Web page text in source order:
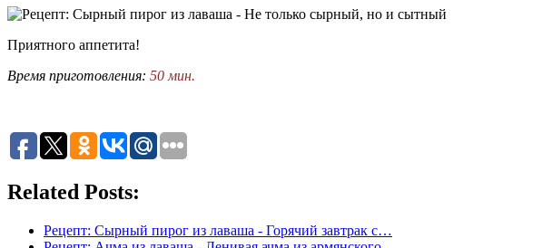
Приятного аппетита!
Время приготовления: 50 мин.
Related Posts:
Рецепт: Сырный пирог из лаваша - Горячий завтрак с…